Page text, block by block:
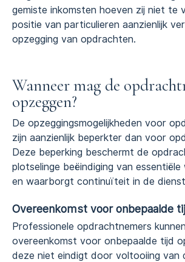
gemiste inkomsten hoeven zij niet te
positie van particulieren aanzienlijk
opzegging van opdrachten.
Wanneer mag de
opzeggen?
De opzeggingsmogelijkheden voor
zijn aanzienlijk beperkter dan voor
Deze beperking beschermt de
plotselinge beëindiging van essentiële
en waarborgt continuïteit in de
Overeenkomst voor onbepaalde
Professionele opdrachtnemers
overeenkomst voor onbepaalde tijd
deze niet eindigt door voltooiing van